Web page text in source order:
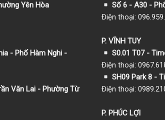
Yên Hòa
- Phố Hàm Nghi -
Văn Lai - Phường Từ
Số 6 - A30 -
Điện thoại:
P. VĨNH TUY
S0.01 T07 -
Điện thoại:
SH09 Park 8 -
Điện thoại:
P. PHÚC LỢI